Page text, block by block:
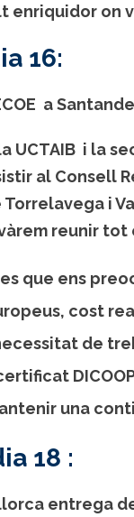
enriquidor on
16:
a
UCTAIB i la
al Consell
i
reunir
que ens
cost
de
una
18 :
entrega